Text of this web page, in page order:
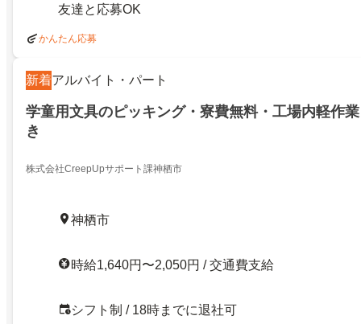
友達と応募OK
かんたん応募
新着アルバイト・パート
学童用文具のピッキング・寮費無料・工場内軽作
き
株式会社CreepUpサポート課神栖市
神栖市
時給1,640円〜2,050円 / 交通費支給
シフト制 / 18時までに退社可